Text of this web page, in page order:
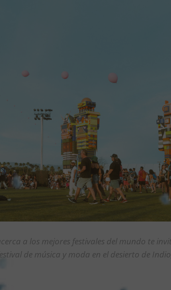
a los mejores festivales del mundo te
de música y moda en el desierto de